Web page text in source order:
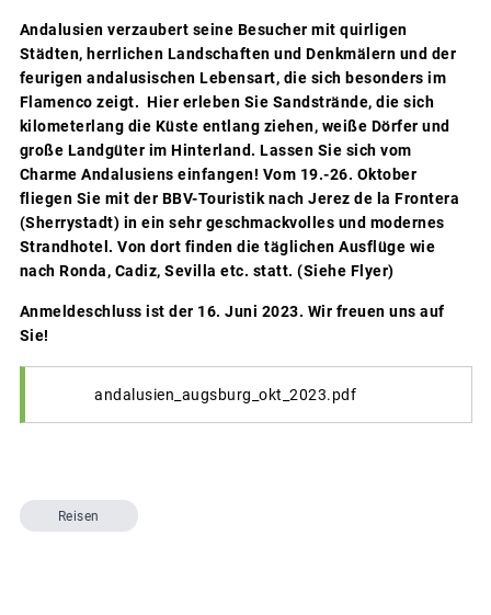
Andalusien verzaubert seine Besucher mit quirligen
Städten, herrlichen Landschaften und Denkmälern und der
feurigen andalusischen Lebensart, die sich besonders im
Flamenco zeigt. Hier erleben Sie Sandstrände, die sich
kilometerlang die Küste entlang ziehen, weiße Dörfer und
große Landgüter im Hinterland. Lassen Sie sich vom
Charme Andalusiens einfangen! Vom 19.-26. Oktober
fliegen Sie mit der BBV-Touristik nach Jerez de la Frontera
(Sherrystadt) in ein sehr geschmackvolles und modernes
Strandhotel. Von dort finden die täglichen Ausflüge wie
nach Ronda, Cadiz, Sevilla etc. statt. (Siehe Flyer)
Anmeldeschluss ist der 16. Juni 2023. Wir freuen uns auf
Sie!
andalusien_augsburg_okt_2023.pdf
Reisen